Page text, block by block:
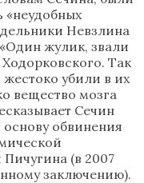
Невзлина
жулик, звали
Так
убили в их
вещество мозга
Сечин
обвинения
(в 2007
заключению).